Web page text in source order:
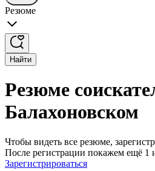
Резюме
Найти
Резюме
Балахоновском
Чтобы видеть все резюме,
После регистрации покажем ещё 1
Зарегистрироваться